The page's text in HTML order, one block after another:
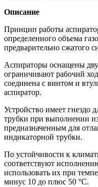
Описание
Принцип работы
определенного объема
предварительно сжатого
Аспираторы оснащены
ограничивают рабочий
соединена с винтом и
аспиратор.
Устройство имеет гнездо
трубки при выполнении
предназначенным для
индикаторной трубки.
По устойчивости к
соответствуют
использовать их при
минус 10 до плюс 50 °С.